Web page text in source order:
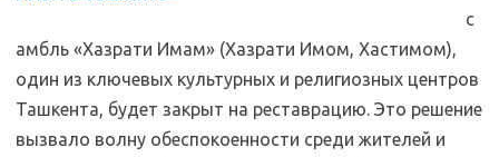
с
амбль «Хазрати Имам» (Хазрати Имом, Хастимом),
один из ключевых культурных и религиозных центров
Ташкента, будет закрыт на реставрацию. Это решение
вызвало волну обеспокоенности среди жителей и